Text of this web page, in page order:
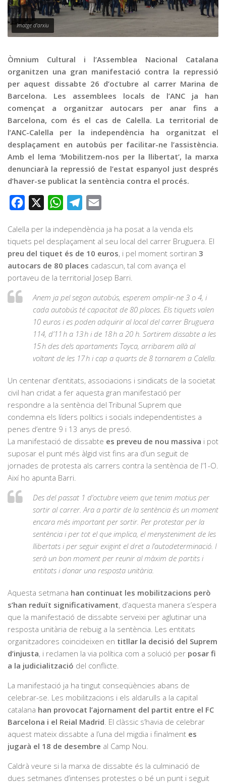
Publicitat
Contacte
Imatge d'arxiu
Òmnium Cultural i l’Assemblea Nacional Catalana
organitzen una gran manifestació contra la repressió
per aquest dissabte 26 d’octubre al carrer Marina de
Barcelona. Les assemblees locals de l’ANC ja han
començat a organitzar autocars per anar fins a
Barcelona, com és el cas de Calella. La territorial de
l’ANC-Calella per la independència ha organitzat el
desplaçament en autobús per facilitar-ne l’assistència.
Amb el lema ‘Mobilitzem-nos per la llibertat’, la marxa
denunciarà la repressió de l’estat espanyol just després
d’haver-se publicat la sentència contra el procés.
Facebook WhatsAppTelegram
Calella per la independència ja ha posat a la venda els
tiquets pel desplaçament al seu local del carrer Bruguera. El
preu del tiquet és de 10 euros, i pel moment sortiran 3
autocars de 80 places cadascun, tal com avança el
portaveu de la territorial Josep Barri.
Anem ja pel segon autobús, esperem omplir-ne 3 o 4, i
cada autobús té capacitat de 80 places. Els tiquets valen
10 euros i es poden adquirir al local del carrer Bruguera
114, d’11 h a 13 h i de 18 h a 20 h. Sortirem dissabte a les
15 h des dels apartaments Toyca, arribarem allà al
voltant de les 17 h i cap a quarts de 8 tornarem a Calella.
Un centenar d’entitats, associacions i sindicats de la societat
civil han cridat a fer aquesta gran manifestació per
respondre a la sentència del Tribunal Suprem que
condemna els líders polítics i socials independentistes a
penes d’entre 9 i 13 anys de presó.
La manifestació de dissabte es preveu de nou massiva i pot
suposar el punt més àlgid vist fins ara d’un seguit de
jornades de protesta als carrers contra la sentència de l’1-O.
Així ho apunta Barri.
Des del passat 1 d’octubre veiem que tenim motius per
sortir al carrer. Ara a partir de la sentència és un moment
encara més important per sortir. Per protestar per la
sentència i per tot el que implica, el menysteniment de les
llibertats i per seguir exigint el dret a l’autodeterminació. I
serà un bon moment per reunir al màxim de partits i
entitats i donar una resposta unitària.
Aquesta setmana han continuat les mobilitzacions però
s’han reduït significativament, d’aquesta manera s’espera
que la manifestació de dissabte serveixi per aglutinar una
resposta unitària de rebuig a la sentència. Les entitats
organitzadores coincideixen en titllar la decisió del Suprem
d’injusta, i reclamen la via política com a solució per posar fi
a la judicialització del conflicte.
La manifestació ja ha tingut conseqüències abans de
celebrar-se. Les mobilitzacions i els aldarulls a la capital
catalana han provocat l’ajornament del partit entre el FC
Barcelona i el Reial Madrid . El clàssic s’havia de celebrar
aquest mateix dissabte a l’una del migdia i finalment es
jugarà el 18 de desembre al Camp Nou.
Caldrà veure si la marxa de dissabte és la culminació de
dues setmanes d’intenses protestes o bé un punt i seguit